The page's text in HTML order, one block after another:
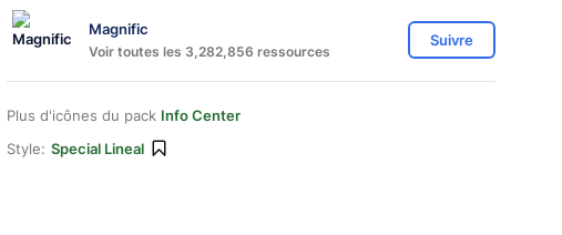
Magnific
Voir toutes les 3,282,856 ressources
Suivre
Plus d'icônes du pack Info Center
Style: Special Lineal